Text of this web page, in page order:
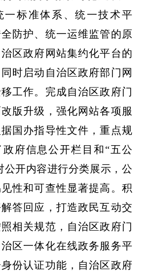
一标准体系、统一技术平
防护、统一运维监管的原
区政府网站集约化平台的
时启动自治区政府部门网
工作。完成自治区政府门
版升级，强化网站各项服
国办指导性文件，重点规
府信息公开栏目和“五公
公开内容进行分类展示，公
性和可查性显著提高。积
答回应，打造政民互动交
相关规范，自治区政府门
区一体化在线政务服务平
份认证功能，自治区政府